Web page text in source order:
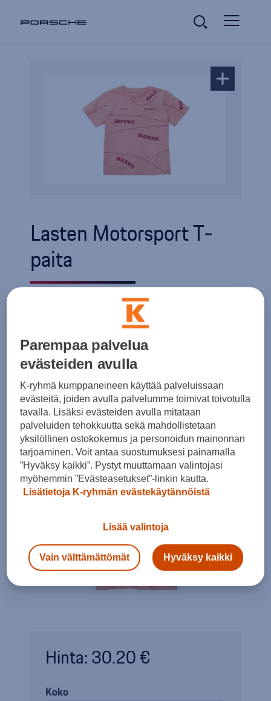
Lasten Motorsport T-
paita
Lasten t-paita, jonka suunnittelu on saanut
inspiraationsa 917/20:n legendaarisesta Pink
Pig -maalauksesta vuodelta 1971.
Vuonna 2018 911 RSR [nro. 92] kilpaili Le
Mansissa samalla kuvioidulla maalipinnalla ja
voitti kilpailun luokassaan.
Materiaali: 100% puuvillaa
Hinta: 30.20 €
Koko
Parempaa palvelua
evästeiden avulla
K-ryhmä kumppaneineen käyttää palveluissaan
evästeitä, joiden avulla palvelumme toimivat toivotulla
tavalla. Lisäksi evästeiden avulla mitataan
palveluiden tehokkuutta sekä mahdollistetaan
yksilöllinen ostokokemus ja personoidun mainonnan
tarjoaminen. Voit antaa suostumuksesi painamalla
”Hyväksy kaikki”. Pystyt muuttamaan valintojasi
myöhemmin ”Evästeasetukset”-linkin kautta.
Lisätietoja K-ryhmän evästekäytännöistä
Lisää valintoja
Vain välttämättömät Hyväksy kaikki